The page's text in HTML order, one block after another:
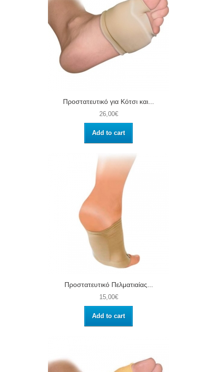
Προστατευτικό για Κότσι και...
26,00€
Add to cart
Προστατευτικό Πελματιαίας...
15,00€
Add to cart